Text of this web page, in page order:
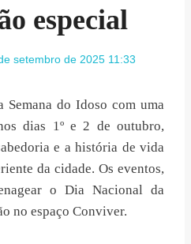
especial
setembro de 2025 11:33
Semana do Idoso com uma
dias 1º e 2 de outubro,
e a história de vida
da cidade. Os eventos,
o Dia Nacional da
no espaço Conviver.